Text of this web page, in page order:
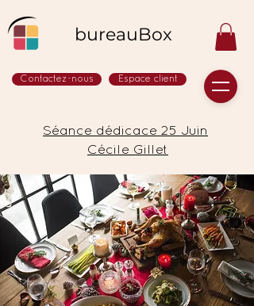
Contactez-nous Espace client
bureauBox
Séance dédicace 25 Juin
Cécile Gillet